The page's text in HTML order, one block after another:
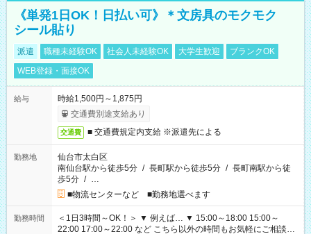
《単発1日OK！日払い可》＊文房具のモクモク
シール貼り
派遣 職種未経験OK 社会人未経験OK 大学生歓迎
ブランクOK
WEB登録・面接OK
給与
時給1,500円～1,875円
交通費別途支給あり
交通費 ■ 交通費規定内支給 ※派遣先による
勤務地
仙台市太白区
南仙台駅から徒歩5分 / 長町駅から徒歩5分 / 長町南駅から徒
歩5分 / …
■物流センターなど ■勤務地選べます
勤務時間
＜1日3時間～OK！＞ ▼ 例えば… ▼ 15:00～18:00 15:00～
22:00 17:00～22:00 など こちら以外の時間もお気軽にご相談く